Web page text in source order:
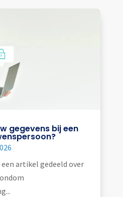
gegevens bij een
een artikel gedeeld over